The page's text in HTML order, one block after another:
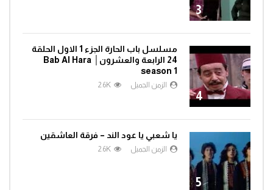
3
4
مسلسل باب الحارة الجزء 1 الاول الحلقة
24 الرابعة والعشرون│ Bab Al Hara
season 1
الزمن الجميل 2.6K
5
يا شعبي يا عود الند – فرقة العاشقين
الزمن الجميل 2.6K